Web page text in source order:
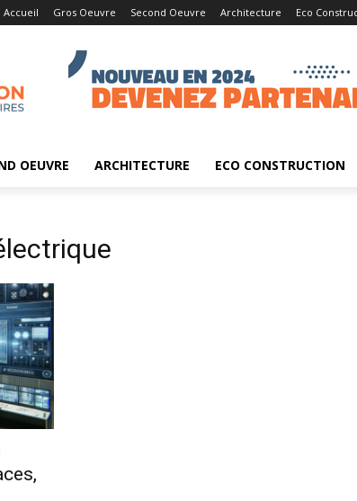
Accueil Gros Oeuvre Second Oeuvre Architecture Eco
OEUVRE ARCHITECTURE ECO CONSTRUCTION